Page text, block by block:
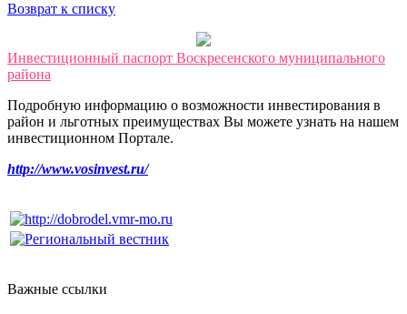
Возврат к списку
Инвестиционный паспорт Воскресенского муниципального
района
Подробную информацию о возможности инвестирования в
район и льготных преимуществах Вы можете узнать на нашем
инвестиционном Портале.
http://www.vosinvest.ru/
Важные ссылки